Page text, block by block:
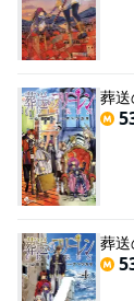
葬
葬